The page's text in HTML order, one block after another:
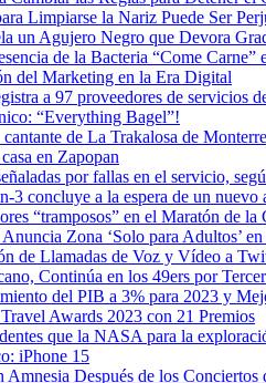
Limpiarse la Nariz Puede Ser
un Agujero Negro que Devora
de la Bacteria “Come
del Marketing en la Era Digital
a 97 proveedores de servicios
“Everything Bagel”!
de La Trakalosa de
en Zapopan
por fallas en el servicio,
3 concluye a la espera de un nuevo
“tramposos” en el Maratón de
Zona ‘Solo para Adultos’
de Llamadas de Voz y Vídeo a
Continúa en los 49ers por
del PIB a 3% para 2023 y
Awards 2023 con 21 Premios
que la NASA para la
iPhone 15
Amnesia Después de los